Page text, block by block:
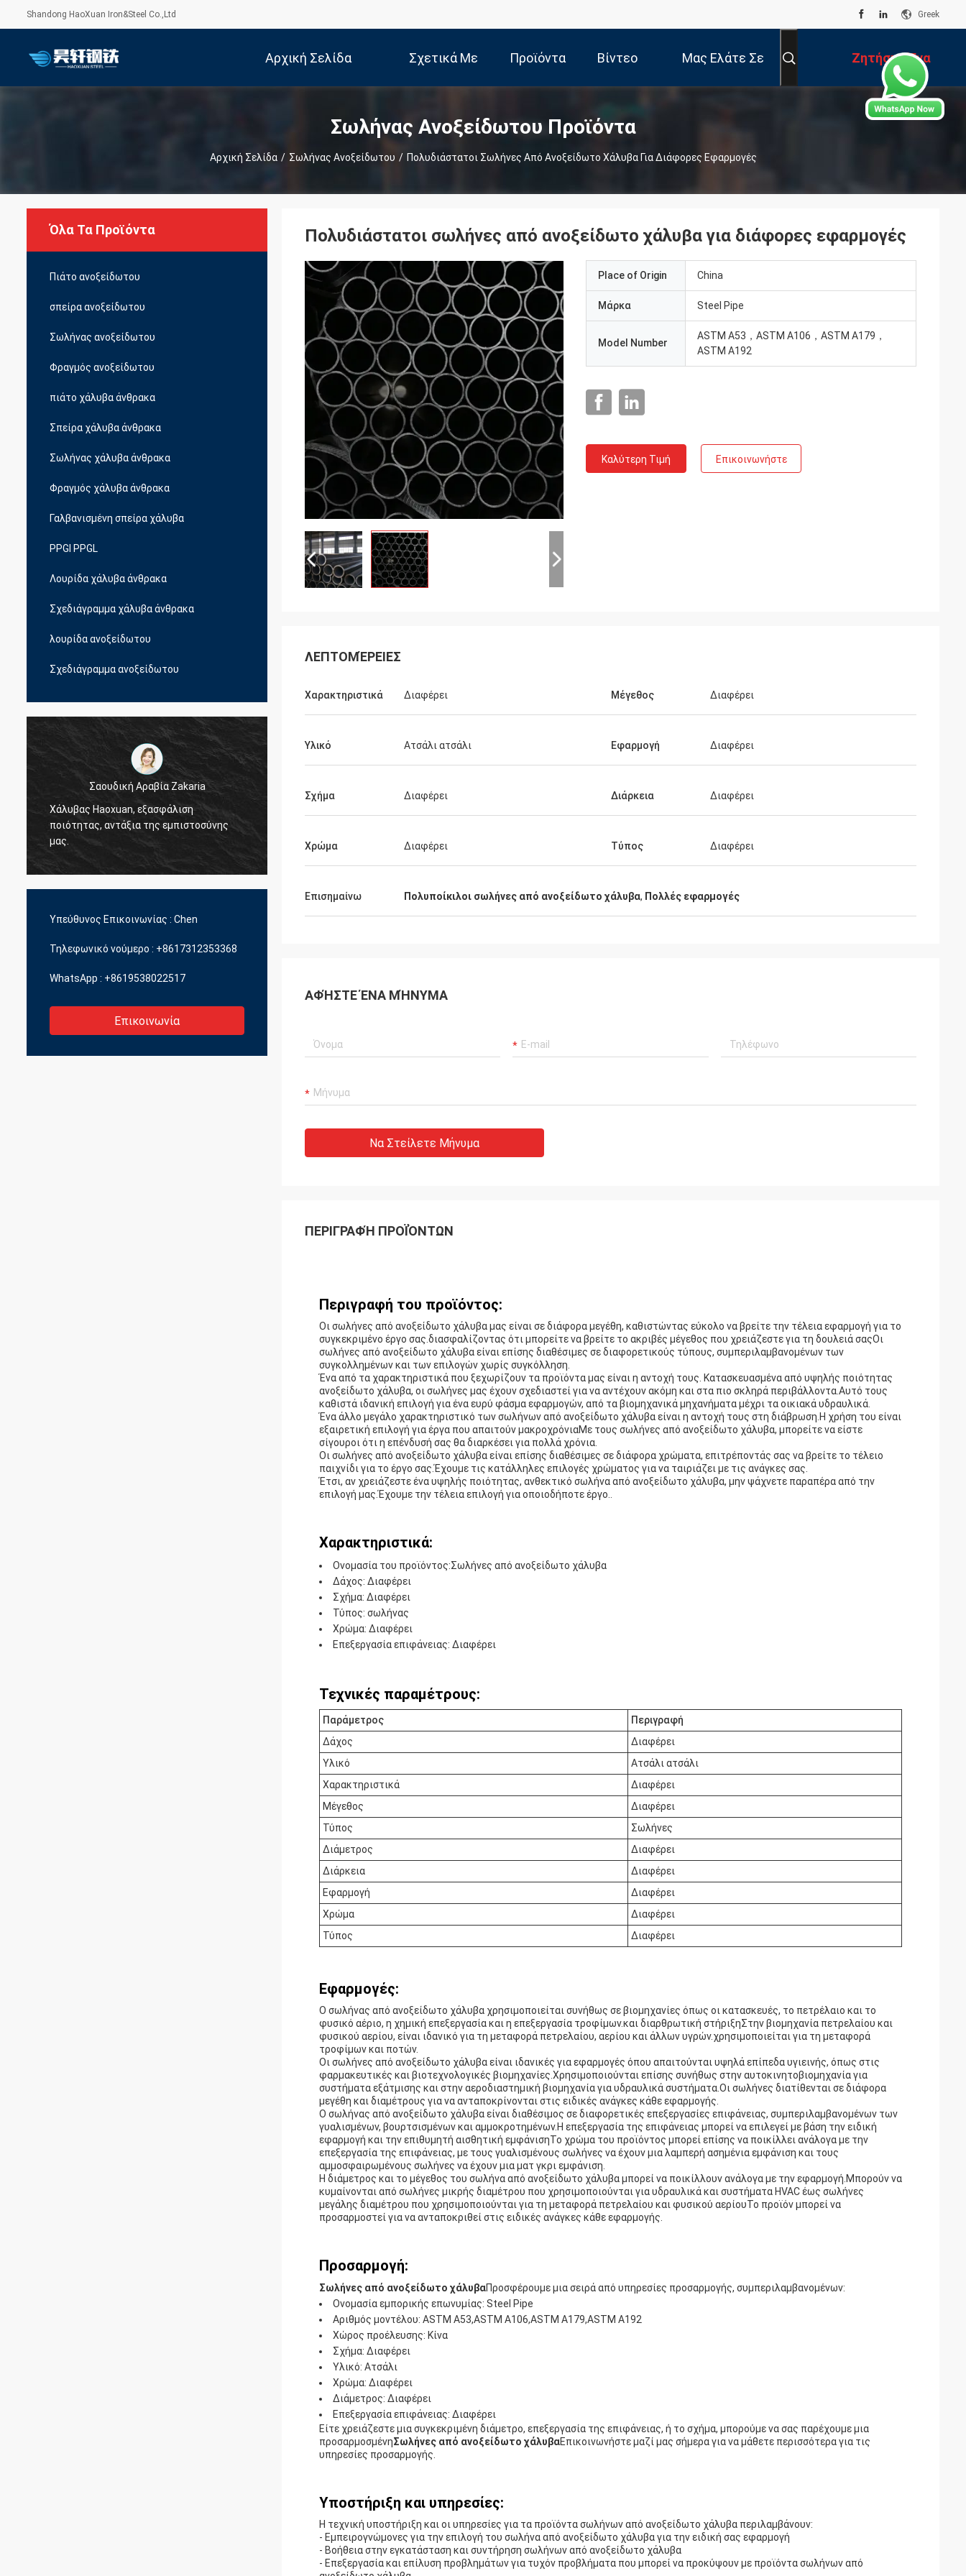
Shandong HaoXuan Iron&Steel Co.,Ltd Greek
Αρχική Σελίδα Σχετικά Με
Εμάς
Προϊόντα Βίντεο Μας Ελάτε Σε Ζητήστε Ένα
Απόσπασμα
Σωλήνας Ανοξείδωτου Προϊόντα
Αρχική Σελίδα / Σωλήνας Ανοξείδωτου / Πολυδιάστατοι Σωλήνες Από Ανοξείδωτο Χάλυβα Για Διάφορες Εφαρμογές
Όλα Τα Προϊόντα
Πιάτο ανοξείδωτου
σπείρα ανοξείδωτου
Σωλήνας ανοξείδωτου
Φραγμός ανοξείδωτου
πιάτο χάλυβα άνθρακα
Σπείρα χάλυβα άνθρακα
Σωλήνας χάλυβα άνθρακα
Φραγμός χάλυβα άνθρακα
Γαλβανισμένη σπείρα χάλυβα
PPGI PPGL
Λουρίδα χάλυβα άνθρακα
Σχεδιάγραμμα χάλυβα άνθρακα
λουρίδα ανοξείδωτου
Σχεδιάγραμμα ανοξείδωτου
Σαουδική Αραβία Zakaria
Χάλυβας Haoxuan, εξασφάλιση
ποιότητας, αντάξια της εμπιστοσύνης
μας.
μας.
Υπεύθυνος Επικοινωνίας : Chen
Τηλεφωνικό νούμερο : +8617312353368
WhatsApp : +8619538022517
Επικοινωνία
Πολυδιάστατοι σωλήνες από ανοξείδωτο χάλυβα για διάφορες εφαρμογές
Place of Origin China
Μάρκα Steel Pipe
Model Number
ASTM A53，ASTM A106，ASTM A179，
ASTM A192
Καλύτερη Τιμή Επικοινωνήστε
ΛΕΠΤΟΜΈΡΕΙΕΣ
Χαρακτηριστικά Διαφέρει Μέγεθος Διαφέρει
Υλικό Ατσάλι ατσάλι Εφαρμογή Διαφέρει
Σχήμα Διαφέρει Διάρκεια Διαφέρει
Χρώμα Διαφέρει Τύπος Διαφέρει
Επισημαίνω Πολυποίκιλοι σωλήνες από ανοξείδωτο χάλυβα, Πολλές εφαρμογές
ΑΦΉΣΤΕ ΈΝΑ ΜΉΝΥΜΑ
Να Στείλετε Μήνυμα
ΠΕΡΙΓΡΑΦΉ ΠΡΟΪΌΝΤΩΝ
Περιγραφή του προϊόντος:
Οι σωλήνες από ανοξείδωτο χάλυβα μας είναι σε διάφορα μεγέθη, καθιστώντας εύκολο να βρείτε την τέλεια εφαρμογή για το
συγκεκριμένο έργο σας.διασφαλίζοντας ότι μπορείτε να βρείτε το ακριβές μέγεθος που χρειάζεστε για τη δουλειά σαςΟι
σωλήνες από ανοξείδωτο χάλυβα είναι επίσης διαθέσιμες σε διαφορετικούς τύπους, συμπεριλαμβανομένων των
συγκολλημένων και των επιλογών χωρίς συγκόλληση.
Ένα από τα χαρακτηριστικά που ξεχωρίζουν τα προϊόντα μας είναι η αντοχή τους. Κατασκευασμένα από υψηλής ποιότητας
ανοξείδωτο χάλυβα, οι σωλήνες μας έχουν σχεδιαστεί για να αντέχουν ακόμη και στα πιο σκληρά περιβάλλοντα.Αυτό τους
καθιστά ιδανική επιλογή για ένα ευρύ φάσμα εφαρμογών, από τα βιομηχανικά μηχανήματα μέχρι τα οικιακά υδραυλικά.
Ένα άλλο μεγάλο χαρακτηριστικό των σωλήνων από ανοξείδωτο χάλυβα είναι η αντοχή τους στη διάβρωση.Η χρήση του είναι
εξαιρετική επιλογή για έργα που απαιτούν μακροχρόνιαΜε τους σωλήνες από ανοξείδωτο χάλυβα, μπορείτε να είστε
σίγουροι ότι η επένδυσή σας θα διαρκέσει για πολλά χρόνια.
Οι σωλήνες από ανοξείδωτο χάλυβα είναι επίσης διαθέσιμες σε διάφορα χρώματα, επιτρέποντάς σας να βρείτε το τέλειο
παιχνίδι για το έργο σας.Έχουμε τις κατάλληλες επιλογές χρώματος για να ταιριάζει με τις ανάγκες σας.
Έτσι, αν χρειάζεστε ένα υψηλής ποιότητας, ανθεκτικό σωλήνα από ανοξείδωτο χάλυβα, μην ψάχνετε παραπέρα από την
επιλογή μας.Έχουμε την τέλεια επιλογή για οποιοδήποτε έργο..
Χαρακτηριστικά:
Ονομασία του προϊόντος:Σωλήνες από ανοξείδωτο χάλυβα
Δάχος: Διαφέρει
Σχήμα: Διαφέρει
Τύπος: σωλήνας
Χρώμα: Διαφέρει
Επεξεργασία επιφάνειας: Διαφέρει
Τεχνικές παραμέτρους:
Παράμετρος
Περιγραφή
Δάχος
Διαφέρει
Υλικό
Ατσάλι ατσάλι
Χαρακτηριστικά
Διαφέρει
Μέγεθος
Διαφέρει
Τύπος
Σωλήνες
Διάμετρος
Διαφέρει
Διάρκεια
Διαφέρει
Εφαρμογή
Διαφέρει
Χρώμα
Διαφέρει
Τύπος
Διαφέρει
Εφαρμογές:
Ο σωλήνας από ανοξείδωτο χάλυβα χρησιμοποιείται συνήθως σε βιομηχανίες όπως οι κατασκευές, το πετρέλαιο και το
φυσικό αέριο, η χημική επεξεργασία και η επεξεργασία τροφίμων.και διαρθρωτική στήριξηΣτην βιομηχανία πετρελαίου και
φυσικού αερίου, είναι ιδανικό για τη μεταφορά πετρελαίου, αερίου και άλλων υγρών.χρησιμοποιείται για τη μεταφορά
τροφίμων και ποτών.
Οι σωλήνες από ανοξείδωτο χάλυβα είναι ιδανικές για εφαρμογές όπου απαιτούνται υψηλά επίπεδα υγιεινής, όπως στις
φαρμακευτικές και βιοτεχνολογικές βιομηχανίες.Χρησιμοποιούνται επίσης συνήθως στην αυτοκινητοβιομηχανία για
συστήματα εξάτμισης και στην αεροδιαστημική βιομηχανία για υδραυλικά συστήματα.Οι σωλήνες διατίθενται σε διάφορα
μεγέθη και διαμέτρους για να ανταποκρίνονται στις ειδικές ανάγκες κάθε εφαρμογής.
Ο σωλήνας από ανοξείδωτο χάλυβα είναι διαθέσιμος σε διαφορετικές επεξεργασίες επιφάνειας, συμπεριλαμβανομένων των
γυαλισμένων, βουρτσισμένων και αμμοκροτημένων.Η επεξεργασία της επιφάνειας μπορεί να επιλεγεί με βάση την ειδική
εφαρμογή και την επιθυμητή αισθητική εμφάνισηΤο χρώμα του προϊόντος μπορεί επίσης να ποικίλλει ανάλογα με την
επεξεργασία της επιφάνειας, με τους γυαλισμένους σωλήνες να έχουν μια λαμπερή ασημένια εμφάνιση και τους
αμμοσφαιρωμένους σωλήνες να έχουν μια ματ γκρι εμφάνιση.
Η διάμετρος και το μέγεθος του σωλήνα από ανοξείδωτο χάλυβα μπορεί να ποικίλλουν ανάλογα με την εφαρμογή.Μπορούν να
κυμαίνονται από σωλήνες μικρής διαμέτρου που χρησιμοποιούνται για υδραυλικά και συστήματα HVAC έως σωλήνες
μεγάλης διαμέτρου που χρησιμοποιούνται για τη μεταφορά πετρελαίου και φυσικού αερίουΤο προϊόν μπορεί να
προσαρμοστεί για να ανταποκριθεί στις ειδικές ανάγκες κάθε εφαρμογής.
Προσαρμογή:
Σωλήνες από ανοξείδωτο χάλυβαΠροσφέρουμε μια σειρά από υπηρεσίες προσαρμογής, συμπεριλαμβανομένων:
Ονομασία εμπορικής επωνυμίας: Steel Pipe
Αριθμός μοντέλου: ASTM A53,ASTM A106,ASTM A179,ASTM A192
Χώρος προέλευσης: Κίνα
Σχήμα: Διαφέρει
Υλικό: Ατσάλι
Χρώμα: Διαφέρει
Διάμετρος: Διαφέρει
Επεξεργασία επιφάνειας: Διαφέρει
Είτε χρειάζεστε μια συγκεκριμένη διάμετρο, επεξεργασία της επιφάνειας, ή το σχήμα, μπορούμε να σας παρέχουμε μια
προσαρμοσμένηΣωλήνες από ανοξείδωτο χάλυβαΕπικοινωνήστε μαζί μας σήμερα για να μάθετε περισσότερα για τις
υπηρεσίες προσαρμογής.
Υποστήριξη και υπηρεσίες:
Η τεχνική υποστήριξη και οι υπηρεσίες για τα προϊόντα σωλήνων από ανοξείδωτο χάλυβα περιλαμβάνουν:
- Εμπειρογνώμονες για την επιλογή του σωλήνα από ανοξείδωτο χάλυβα για την ειδική σας εφαρμογή
- Βοήθεια στην εγκατάσταση και συντήρηση σωλήνων από ανοξείδωτο χάλυβα
- Επεξεργασία και επίλυση προβλημάτων για τυχόν προβλήματα που μπορεί να προκύψουν με προϊόντα σωλήνων από